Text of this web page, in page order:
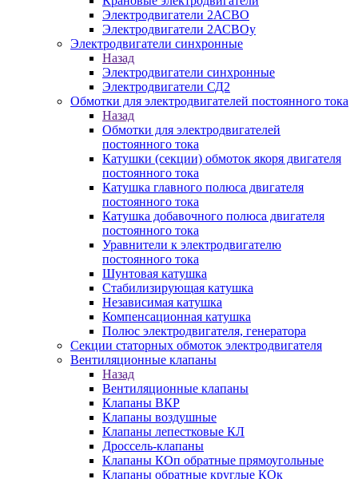
Электродвигатели 2АСВО
Электродвигатели 2АСВОу
Электродвигатели синхронные
Назад
Электродвигатели синхронные
Электродвигатели СД2
Обмотки для электродвигателей постоянного тока
Назад
Обмотки для электродвигателей
постоянного тока
Катушки (секции) обмоток якоря двигателя
постоянного тока
Катушка главного полюса двигателя
постоянного тока
Катушка добавочного полюса двигателя
постоянного тока
Уравнители к электродвигателю
постоянного тока
Шунтовая катушка
Стабилизирующая катушка
Независимая катушка
Компенсационная катушка
Полюс электродвигателя, генератора
Секции статорных обмоток электродвигателя
Вентиляционные клапаны
Назад
Вентиляционные клапаны
Клапаны ВКР
Клапаны воздушные
Клапаны лепестковые КЛ
Дроссель-клапаны
Клапаны КОп обратные прямоугольные
Клапаны обратные круглые КОк